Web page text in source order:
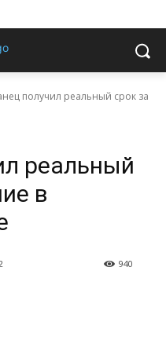
получил реальный срок за
реальный
в
940